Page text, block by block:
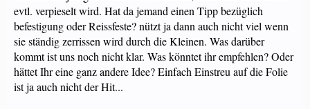
evtl. verpieselt wird. Hat da jemand einen Tipp bezüglich
befestigung oder Reissfeste? nützt ja dann auch nicht viel wenn
sie ständig zerrissen wird durch die Kleinen. Was darüber
kommt ist uns noch nicht klar. Was könntet ihr empfehlen? Oder
hättet Ihr eine ganz andere Idee? Einfach Einstreu auf die Folie
ist ja auch nicht der Hit...